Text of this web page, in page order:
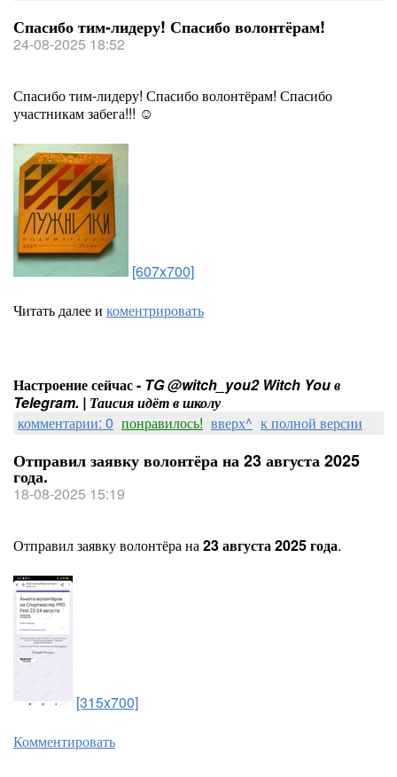
Спасибо тим-лидеру! Спасибо волонтёрам!
24-08-2025 18:52
Спасибо тим-лидеру! Спасибо волонтёрам! Спасибо
участникам забега!!! ☺️
[607x700]
Читать далее и коментрировать
Настроение сейчас - TG @witch_you2 Witch You в
Telegram. | Таисия идёт в школу
комментарии: 0 понравилось! вверх^ к полной версии
Отправил заявку волонтёра на 23 августа 2025
года.
18-08-2025 15:19
Отправил заявку волонтёра на23 августа 2025 года.
[315x700]
Комментировать